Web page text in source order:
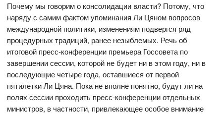
Почему мы говорим о консолидации власти? Потому, что
наряду с самим фактом упоминания Ли Цяном вопросов
международной политики, изменениям подвергся ряд
процедурных традиций, ранее незыблемых. Речь об
итоговой пресс-конференции премьера Госсовета по
завершении сессии, которой не будет ни в этом году, ни в
последующие четыре года, оставшиеся от первой
пятилетки Ли Цяна. Пока не вполне понятно, будут ли на
полях сессии проходить пресс-конференции отдельных
министров, в частности, привлекающее особое внимание